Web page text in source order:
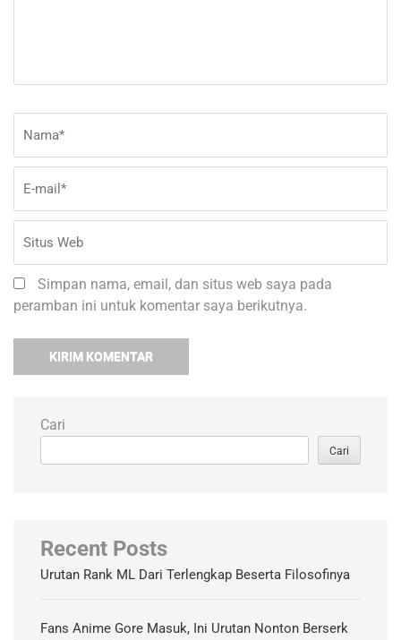
Simpan nama, email, dan situs web saya pada
peramban ini untuk komentar saya berikutnya.
Cari
Cari
Recent Posts
Urutan Rank ML Dari Terlengkap Beserta Filosofinya
Fans Anime Gore Masuk, Ini Urutan Nonton Berserk